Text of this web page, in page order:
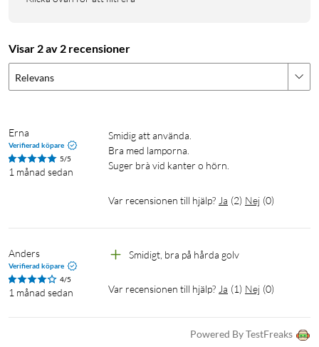
Sugeffekt: Upp till 18 000 Pa
Batteritid (standardläge): 40–45 min
Batteritid (turboläge): 15 min
Dammbehållare: 0,5 l
Filtrering: Femstegs, fångar 99,9 % av partiklar ≥0,3 μm
Effekt: 215 W
Mått (huvudenhet): 11,4×34×21,7 cm
I förpackningen
1 × Huvudenhet
1 × Elektrisk borststång
Visar 2 av 2 recensioner
Relevans
Erna
Verifierad köpare
5/5
1 månad sedan
Smidig att använda.
Bra med lamporna.
Suger brà vid kanter o hörn.
Var recensionen till hjälp? Ja (2) Nej (0)
Anders
Verifierad köpare
4/5
1 månad sedan
Smidigt, bra på hårda golv
Var recensionen till hjälp? Ja (1) Nej (0)
Powered By TestFreaks